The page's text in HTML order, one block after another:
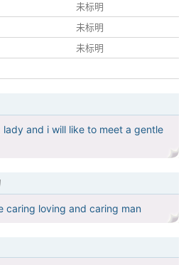
未标明
未标明
未标明
and i will like to meet a gentle
caring loving and caring man